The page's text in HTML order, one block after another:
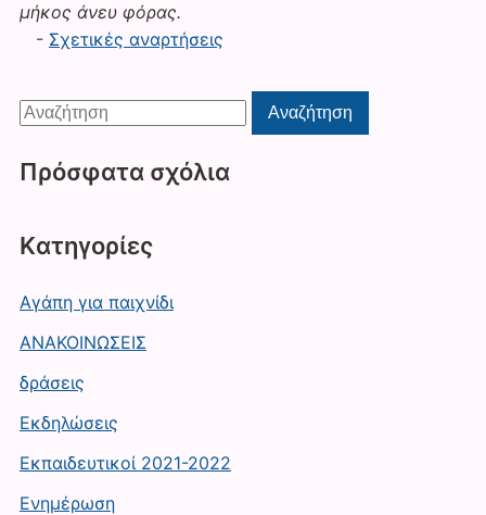
μήκος άνευ φόρας.
- Σχετικές αναρτήσεις
Αναζήτηση
για:
Αναζήτηση
Πρόσφατα σχόλια
Kατηγορίες
Αγάπη για παιχνίδι
ΑΝΑΚΟΙΝΩΣΕΙΣ
δράσεις
Εκδηλώσεις
Εκπαιδευτικοί 2021-2022
Ενημέρωση